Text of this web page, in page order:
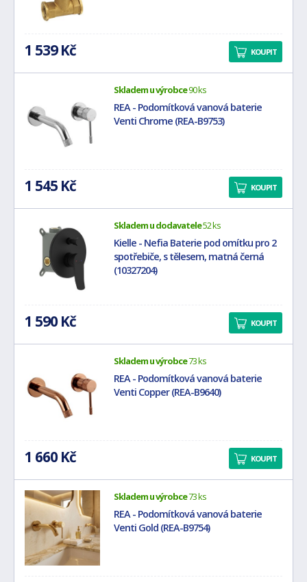
1 539 Kč KOUPIT
Skladem u výrobce90 ks
REA - Podomítková vanová baterie
Venti Chrome (REA-B9753)
1 545 Kč KOUPIT
Skladem u dodavatele52 ks
Kielle - Nefia Baterie pod omítku pro 2
spotřebiče, s tělesem, matná černá
(10327204)
1 590 Kč KOUPIT
Skladem u výrobce73 ks
REA - Podomítková vanová baterie
Venti Copper (REA-B9640)
1 660 Kč KOUPIT
Skladem u výrobce73 ks
REA - Podomítková vanová baterie
Venti Gold (REA-B9754)